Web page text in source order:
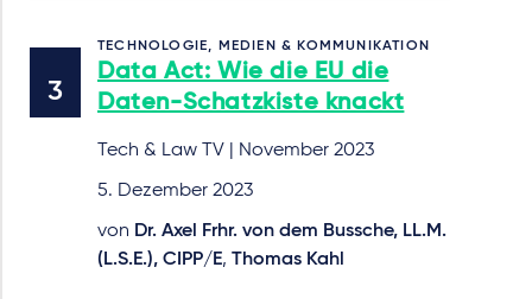
TECHNOLOGIE, MEDIEN & KOMMUNIKATION
Data Act: Wie die EU die
Daten-Schatzkiste knackt
Tech & Law TV | November 2023
5. Dezember 2023
von Dr. Axel Frhr. von dem Bussche, LL.M.
(L.S.E.), CIPP/E, Thomas Kahl